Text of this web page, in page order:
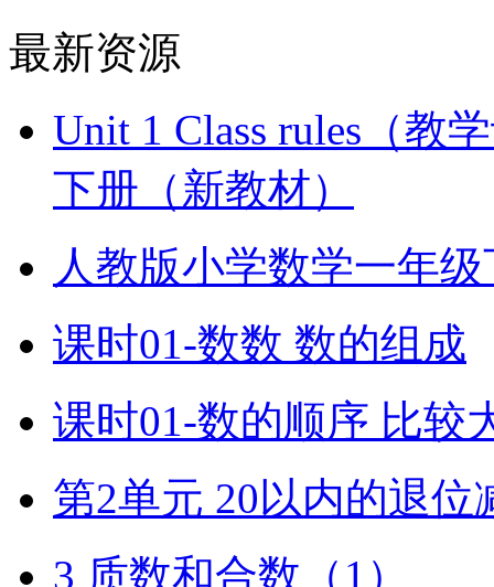
最新资源
Unit 1 Class rules（教
下册（新教材）
人教版小学数学一年
课时01-数数 数的组成
课时01-数的顺序 比较
第2单元 20以内的退位
3 质数和合数（1）